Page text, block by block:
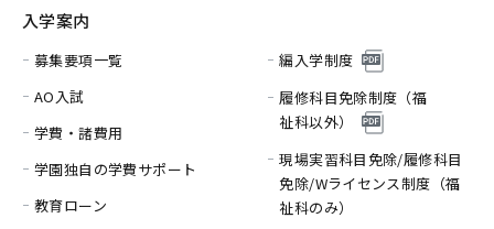
入学案内
募集要項一覧
AO入試
学費・諸費用
学園独自の学費サポート
教育ローン
編入学制度
履修科目免除制度（福
祉科以外）
現場実習科目免除/履修科目
免除/Wライセンス制度（福
祉科のみ）